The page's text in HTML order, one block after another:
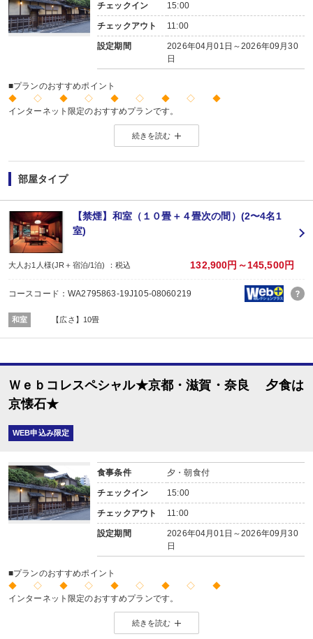
チェックイン 15:00
チェックアウト 11:00
設定期間
2026年04月01日～2026年09月30
日
■プランのおすすめポイント
◆ ◇ ◆ ◇ ◆ ◇ ◆ ◇ ◆
インターネット限定のおすすめプランです。
※店頭・電話・メールでのお問合せや申込みは出来ません。
◆ ◇ ◆ ◇ ◆ ◇ ◆ ◇ ◆
【お楽しみメニュー】
・誕生日・結婚記念日・賀寿など記念日の前後14日間のお客様に、全員に赤飯
※記念日の前後14日が宿泊期間中に含まれる場合に限ります。証明できるもの
※記念日の内容（例：誕生日）、記念日の対象者（名前）、記念日の日にちを
■夕食
場所:
部屋食
■朝食
内容:
【時間】7：30、8：00、9：00スタート／最終開始9：00
続きを読む
部屋タイプ
【禁煙】和室（１０畳＋４畳次の間）(2〜4名1
室)
大人お1人様(JR＋宿泊/1泊) ：税込 132,900円～145,500円
コースコード：WA2795863-19J105-08060219
和室 【広さ】10畳
Ｗｅｂコレスペシャル★京都・滋賀・奈良 夕食は
京懐石★
WEB申込み限定
食事条件 夕・朝食付
チェックイン 15:00
チェックアウト 11:00
設定期間
2026年04月01日～2026年09月30
日
■プランのおすすめポイント
◆ ◇ ◆ ◇ ◆ ◇ ◆ ◇ ◆
インターネット限定のおすすめプランです。
※店頭・電話・メールでのお問合せや申込みは出来ません。
◆ ◇ ◆ ◇ ◆ ◇ ◆ ◇ ◆
続きを読む